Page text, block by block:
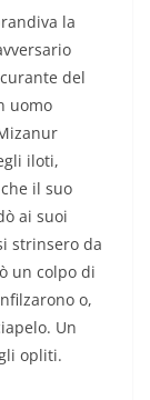
la
del
uomo
iloti,
il suo
ai suoi
strinsero da
un colpo di
o,
Un
opliti.